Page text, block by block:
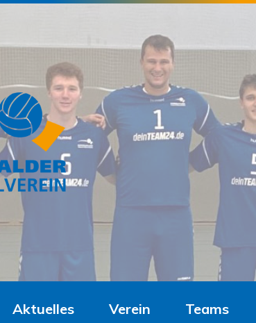
Aktuelles Verein Teams